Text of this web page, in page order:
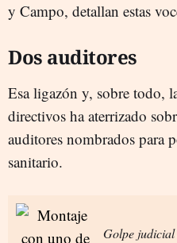
y Campo, detallan estas
Dos auditores
Esa ligazón y, sobre todo,
directivos ha aterrizado
auditores nombrados para
sanitario.
Golpe judicial